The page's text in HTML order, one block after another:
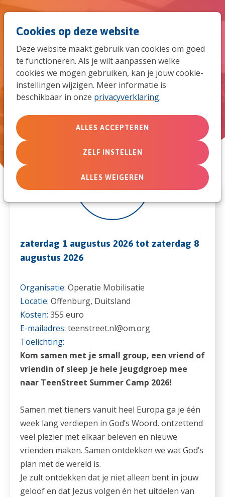
Cookies op deze website
Deze website maakt gebruik van cookies om goed
te functioneren. Als je wilt aanpassen welke
cookies we mogen gebruiken, kan je jouw cookie-
instellingen wijzigen. Meer informatie is
beschikbaar in onze privacyverklaring.
ALLES ACCEPTEREN
ZELF INSTELLEN
ALLES WEIGEREN
naar
de
TeenStreet SummerCamp
1
aug
zaterdag 1 augustus 2026 tot zaterdag 8
augustus 2026
Organisatie: Operatie Mobilisatie
Locatie: Offenburg, Duitsland
Kosten: 355 euro
E-mailadres: teenstreet.nl@om.org
Toelichting:
Kom samen met je small group, een vriend of
vriendin of sleep je hele jeugdgroep mee
naar TeenStreet Summer Camp 2026!
Samen met tieners vanuit heel Europa ga je één
week lang verdiepen in God’s Woord, ontzettend
veel plezier met elkaar beleven en nieuwe
vrienden maken. Samen ontdekken we wat God’s
plan met de wereld is.
Je zult ontdekken dat je niet alleen bent in jouw
geloof en dat Jezus volgen én het uitdelen van